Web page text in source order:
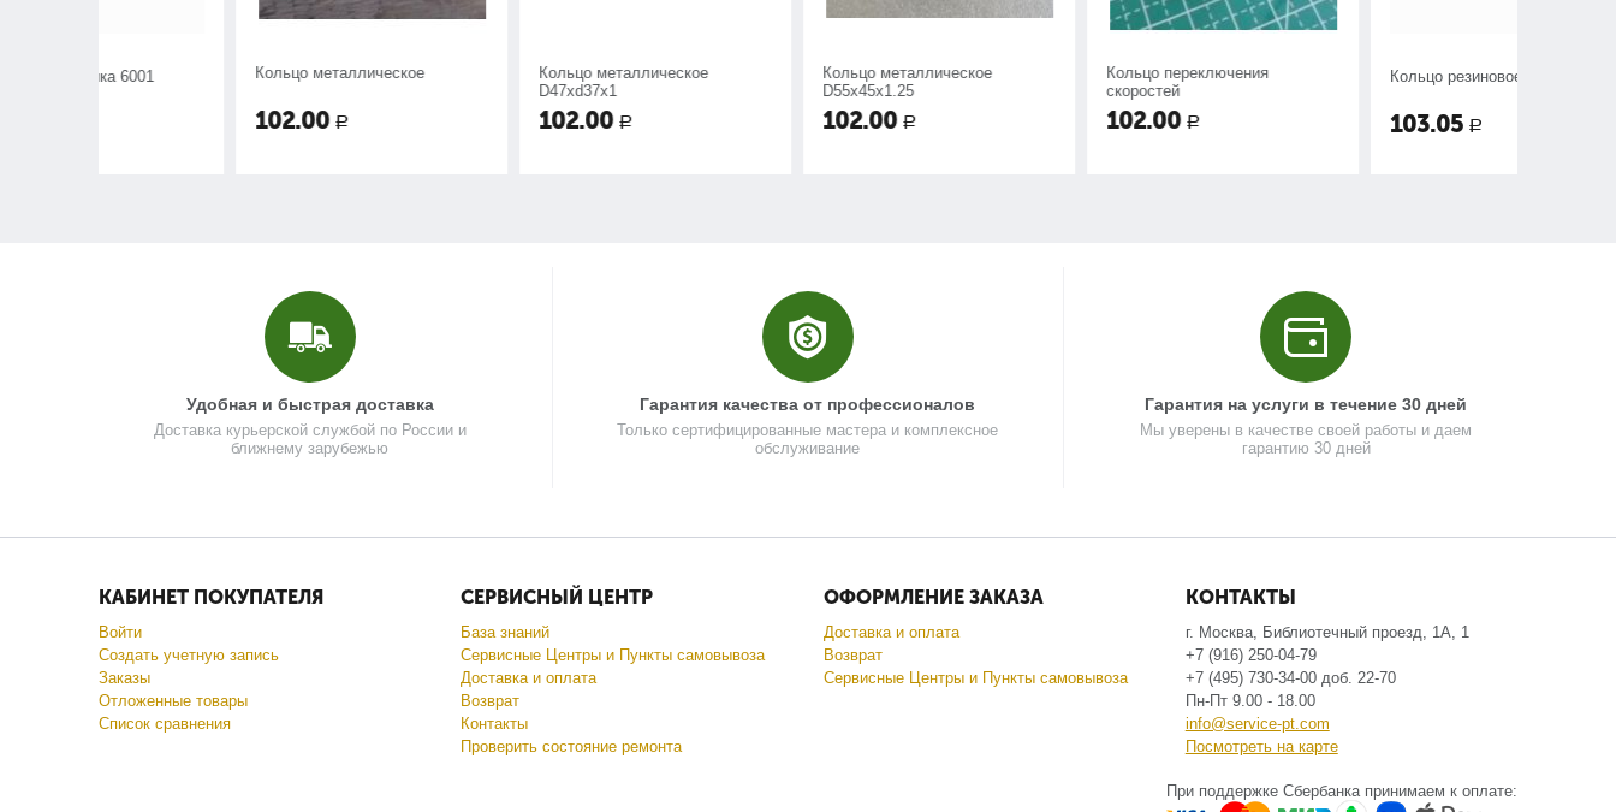
Кольцо металлическое
Кольцо металлическое
Кольцо металлическое
Кольцо переключения
Кольцо резиновое
Удобная и быстрая доставка
Доставка курьерской службой по России и
ближнему зарубежью
Гарантия качества от профессионалов
Только сертифицированные мастера и комплексное
обслуживание
Гарантия на услуги в течение 30 дней
Мы уверены в качестве своей работы и даем
гарантию 30 дней
КАБИНЕТ ПОКУПАТЕЛЯ
Войти
Создать учетную запись
Заказы
Отложенные товары
Список сравнения
СЕРВИСНЫЙ ЦЕНТР
База знаний
Сервисные Центры и Пункты самовывоза
Доставка и оплата
Возврат
Контакты
Проверить состояние ремонта
ОФОРМЛЕНИЕ ЗАКАЗА
Доставка и оплата
Возврат
Сервисные Центры и Пункты самовывоза
КОНТАКТЫ
г. Москва, Библиотечный проезд, 1А, 1
+7 (916) 250-04-79
+7 (495) 730-34-00 доб. 22-70
Пн-Пт 9.00 - 18.00
info@service-pt.com
Посмотреть на карте
При поддержке Сбербанка принимаем к оплате: